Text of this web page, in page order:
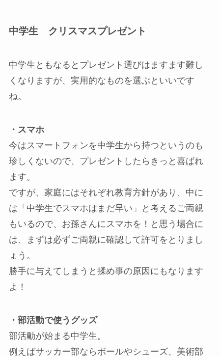
中学生 クリスマスプレゼント
中学生ともなるとプレゼント選びはますます難し
くなりますが、実用的なものを選ぶといいです
ね。
・スマホ
今はスマートフォンを中学生から持つというのも
珍しくないので、プレゼントしたらきっと喜ばれ
ます。
ですが、家庭にはそれぞれ教育方針があり、中に
は「中学生でスマホはまだ早い」と考えるご両親
もいるので、お孫さんにスマホを！と思う場合に
は、まずは必ずご両親に確認して許可をとりまし
ょう。
勝手に与えてしまうと揉め事の原因にもなります
よ！
・部活動で使うグッズ
部活動が始まる中学生。
例えばサッカー部ならボールやシューズ、美術部